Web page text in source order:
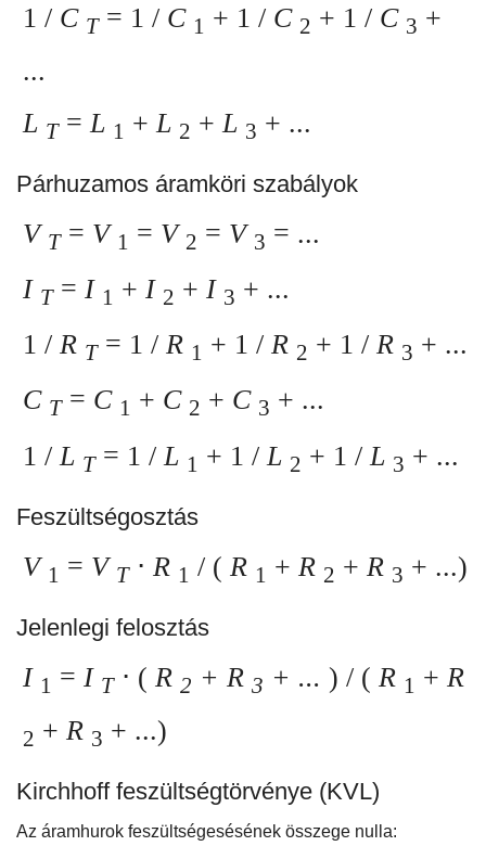
1 / C T= 1 / C 1 + 1 / C 2 + 1 / C 3 +
...
L T=L 1 +L 2 +L 3 + ...
Párhuzamos áramköri szabályok
V T= V 1 = V 2 = V 3 = ...
I T= I 1 + I 2 + I 3 + ...
1 / R T= 1 / R 1 + 1 / R 2 + 1 / R 3 + ...
C T= C 1 + C 2 + C 3 + ...
1 / L T= 1 / L 1 + 1 / L 2 + 1 / L 3 + ...
Feszültségosztás
V 1 = V T⋅ R 1 / ( R 1 + R 2 + R 3 + ...)
Jelenlegi felosztás
I 1 = I T⋅ ( R 2 + R 3 + ... ) / ( R 1 + R
2 + R 3 + ...)
Kirchhoff feszültségtörvénye (KVL)
Az áramhurok feszültségesésének összege nulla: